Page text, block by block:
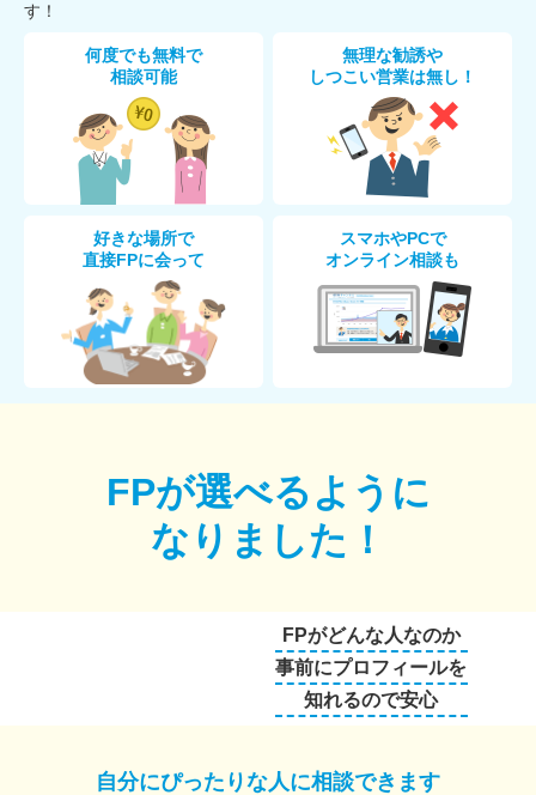
す！
何度でも無料で
相談可能
無理な勧誘や
しつこい営業は無し！
好きな場所で
直接FPに会って
スマホやPCで
オンライン相談も
FPが選べるように
なりました！
FPがどんな人なのか
事前にプロフィールを
知れるので安心
自分にぴったりな人に相談できます